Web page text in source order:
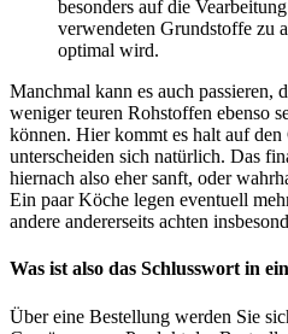
besonders auf die
verwendeten Grundstoffe zu
optimal wird.
Manchmal kann es auch passieren,
weniger teuren Rohstoffen ebenso
können. Hier kommt es halt auf
unterscheiden sich natürlich. Das
hiernach also eher sanft, oder
Ein paar Köche legen eventuell
andere andererseits achten
Was ist also das Schlusswort in
Über eine Bestellung werden Sie